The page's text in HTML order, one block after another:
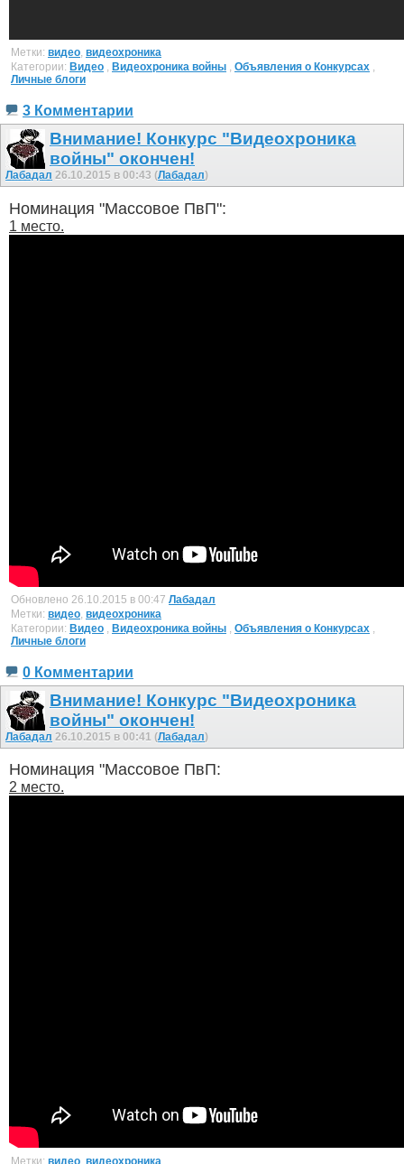
Метки: видео, видеохроника
Категории: Видео , Видеохроника войны , Объявления о Конкурсах ,
Личные блоги
3 Комментарии
Внимание! Конкурс "Видеохроника
войны" окончен!
Лабадал 26.10.2015 в 00:43 (Лабадал)
Номинация "Массовое ПвП":
1 место.
Обновлено 26.10.2015 в 00:47 Лабадал
Метки: видео, видеохроника
Категории: Видео , Видеохроника войны , Объявления о Конкурсах ,
Личные блоги
0 Комментарии
Внимание! Конкурс "Видеохроника
войны" окончен!
Лабадал 26.10.2015 в 00:41 (Лабадал)
Номинация "Массовое ПвП:
2 место.
Метки: видео видеохроника